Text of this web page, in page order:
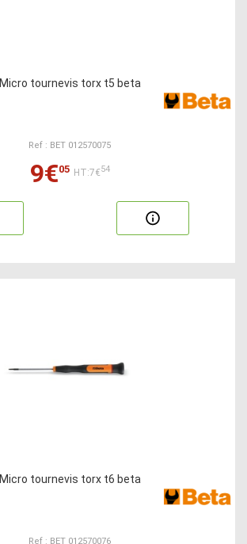
Micro tournevis torx t5 beta
Ref : BET 012570075
9€05 HT:7€54
Micro tournevis torx t6 beta
Ref : BET 012570076